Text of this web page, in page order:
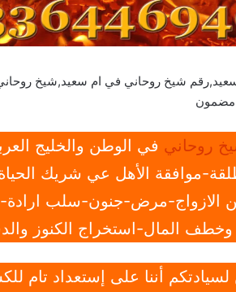
شيخ روحاني في ام سعيد,شيخ
مضمون
روحاني في الوطن والخليج
موافقة الأهل عي شريك
الازواج-مرض-جنون-سلب
المال-استخراج الكنوز
لسيادتكم أننا على إستعداد تام